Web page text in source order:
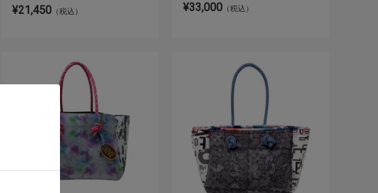
¥21,450 （税込）
¥33,000 （税込）